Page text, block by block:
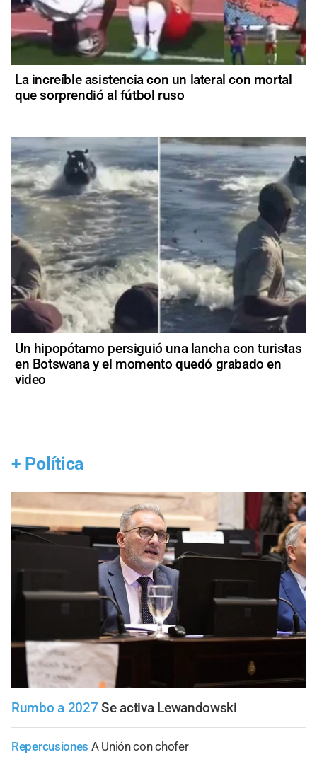
La increíble asistencia con un lateral con mortal
que sorprendió al fútbol ruso
Un hipopótamo persiguió una lancha con turistas
en Botswana y el momento quedó grabado en
video
+ Política
Rumbo a 2027 Se activa Lewandowski
Repercusiones A Unión con chofer